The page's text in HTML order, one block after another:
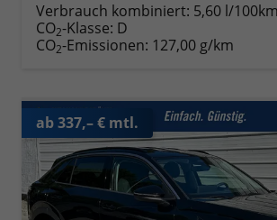
Verbrauch kombiniert: 5,60 l/100km
CO2-Klasse: D
CO2-Emissionen: 127,00 g/km
ab 337,– € mtl.